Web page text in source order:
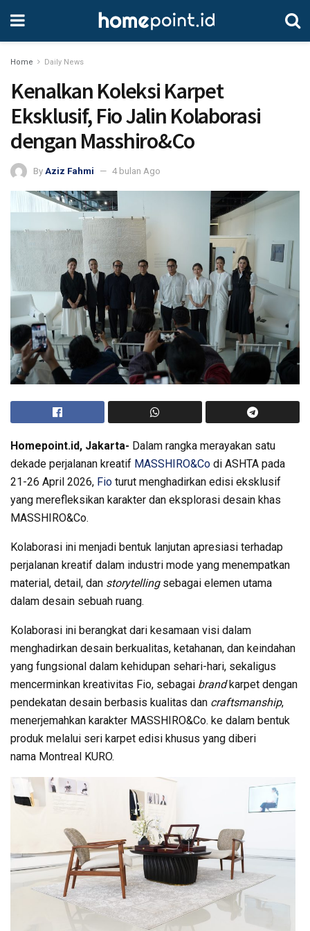
Home Daily News
Kenalkan Koleksi Karpet
Eksklusif, Fio Jalin Kolaborasi
dengan Masshiro&Co
By Aziz Fahmi 4 bulan Ago
Homepoint.id, Jakarta- Dalam rangka merayakan satu
dekade perjalanan kreatif MASSHIRO&Co di ASHTA pada
21-26 April 2026, Fio turut menghadirkan edisi eksklusif
yang merefleksikan karakter dan eksplorasi desain khas
MASSHIRO&Co.
Kolaborasi ini menjadi bentuk lanjutan apresiasi terhadap
perjalanan kreatif dalam industri mode yang menempatkan
material, detail, dan storytelling sebagai elemen utama
dalam desain sebuah ruang.
Kolaborasi ini berangkat dari kesamaan visi dalam
menghadirkan desain berkualitas, ketahanan, dan keindahan
yang fungsional dalam kehidupan sehari-hari, sekaligus
mencerminkan kreativitas Fio, sebagai brandkarpet dengan
pendekatan desain berbasis kualitas dan craftsmanship,
menerjemahkan karakter MASSHIRO&Co. ke dalam bentuk
produk melalui seri karpet edisi khusus yang diberi
nama Montreal KURO.